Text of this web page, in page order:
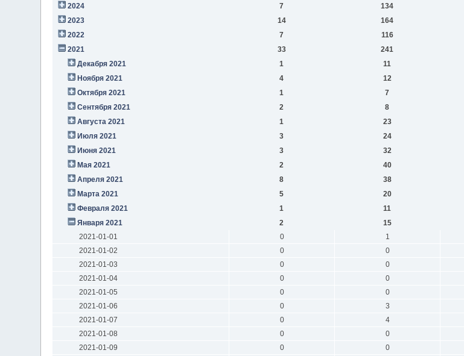
2024
7 134
2023
14 164
2022
7 116
2021
33 241
Декабря 2021
1 11
Ноября 2021
4 12
Октября 2021
1 7
Сентября 2021
2 8
Августа 2021
1 23
Июля 2021
3 24
Июня 2021
3 32
Мая 2021
2 40
Апреля 2021
8 38
Марта 2021
5 20
Февраля 2021
1 11
Января 2021
2 15
2021-01-01
0 1
2021-01-02
0 0
2021-01-03
0 0
2021-01-04
0 0
2021-01-05
0 0
2021-01-06
0 3
2021-01-07
0 4
2021-01-08
0 0
2021-01-09
0 0